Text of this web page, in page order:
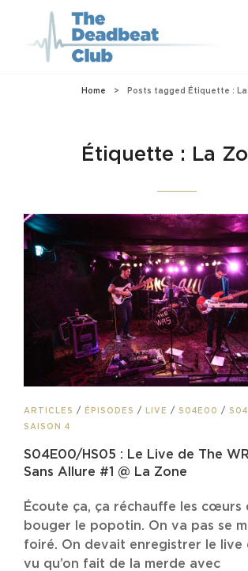
Home > Posts tagged Étiquette :
Étiquette : La
CAT
LINKS
ARTICLES / ÉPISODES / LIVE / S04E00 /
SAISON 4
S04E00/HS05 : Le Live de The
Sans Allure #1 @ La Zone
Écoute ça, ça réchauffe les cœurs
bouger le popotin. On va pas se
foiré. On devait enregistrer le live
vu qu’on fait de la merde avec